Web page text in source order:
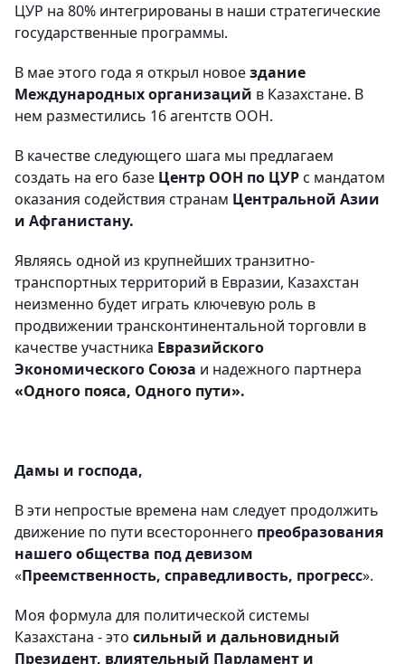
ЦУР на 80% интегрированы в наши стратегические
государственные программы.
В мае этого года я открыл новоездание
Международных организаций в Казахстане. В
нем разместились 16 агентств ООН.
В качестве следующего шага мы предлагаем
создать на его базе Центр ООН по ЦУРс мандатом
оказания содействия странам Центральной Азии
и Афганистану.
Являясь одной из крупнейших транзитно-
транспортных территорий в Евразии, Казахстан
неизменно будет играть ключевую роль в
продвижении трансконтинентальной торговли в
качестве участника Евразийского
Экономического Союза и надежного партнера
«Одного пояса, Одного пути».
Дамы и господа,
В эти непростые времена нам следует продолжить
движение по пути всестороннего преобразования
нашего общества под девизом
«Преемственность, справедливость, прогресс».
Моя формула для политической системы
Казахстана - это сильный и дальновидный
Президент, влиятельный Парламент и